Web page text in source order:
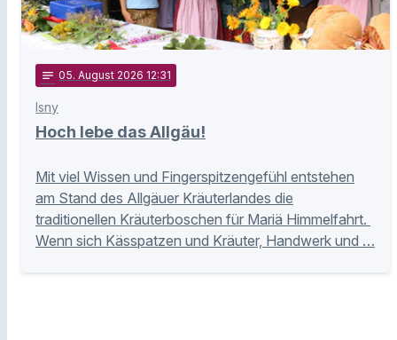
notes 05. August 2026 12:31
Isny
Hoch lebe das Allgäu!
Mit viel Wissen und Fingerspitzengefühl entstehen
am Stand des Allgäuer Kräuterlandes die
traditionellen Kräuterboschen für Mariä Himmelfahrt.
Wenn sich Kässpatzen und Kräuter, Handwerk und …